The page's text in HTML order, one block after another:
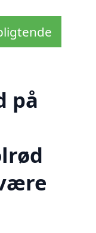
på